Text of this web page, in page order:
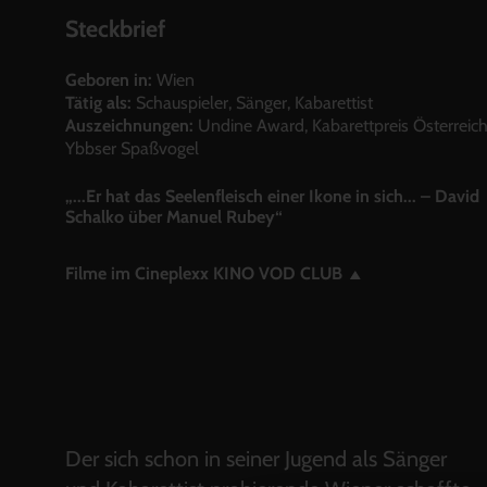
Steckbrief
Geboren in: Wien
Tätig als: Schauspieler, Sänger, Kabarettist
Auszeichnungen: Undine Award, Kabarettpreis
Ybbser Spaßvogel
„...Er hat das Seelenfleisch einer Ikone in sich... – David
Schalko über Manuel Rubey“
Filme im Cineplexx KINO VOD CLUB
Der sich schon in seiner Jugend als Sänger